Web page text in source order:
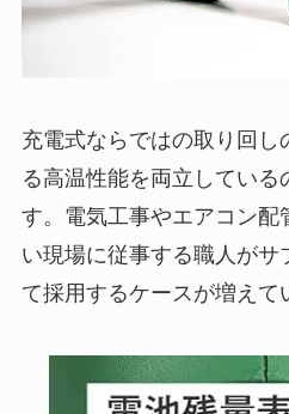
充電式ならではの取り回し
る高温性能を両立してい
す。電気工事やエアコン配
い現場に従事する職人がサ
て採用するケースが増えて